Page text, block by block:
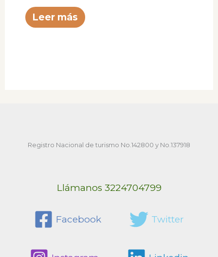
Leer más
Registro Nacional de turismo No.142800 y No.137918
Llámanos 3224704799
Facebook Twitter